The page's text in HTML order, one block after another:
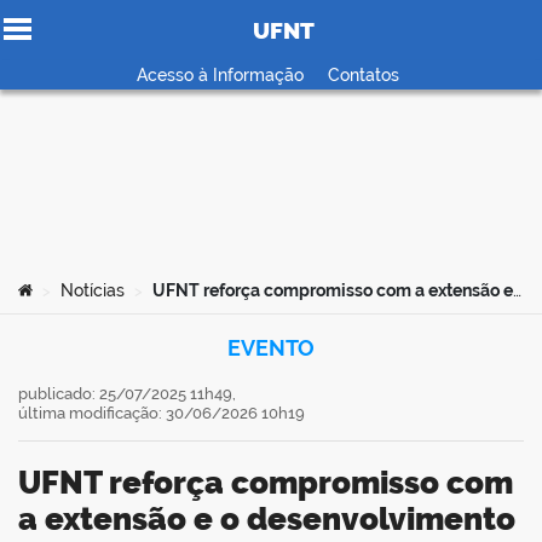
Ir para o conteúdo
UFNT
Acesso à Informação Contatos
Você está aqui:
Notícias UFNT reforça compromisso com a extensão e o desenvolvimento nacional em encontro da Andifes
EVENTO
UFNT reforça compromisso com
a extensão e o desenvolvimento
publicado: 25/07/2025 11h49,
última modificação: 30/06/2026 10h19